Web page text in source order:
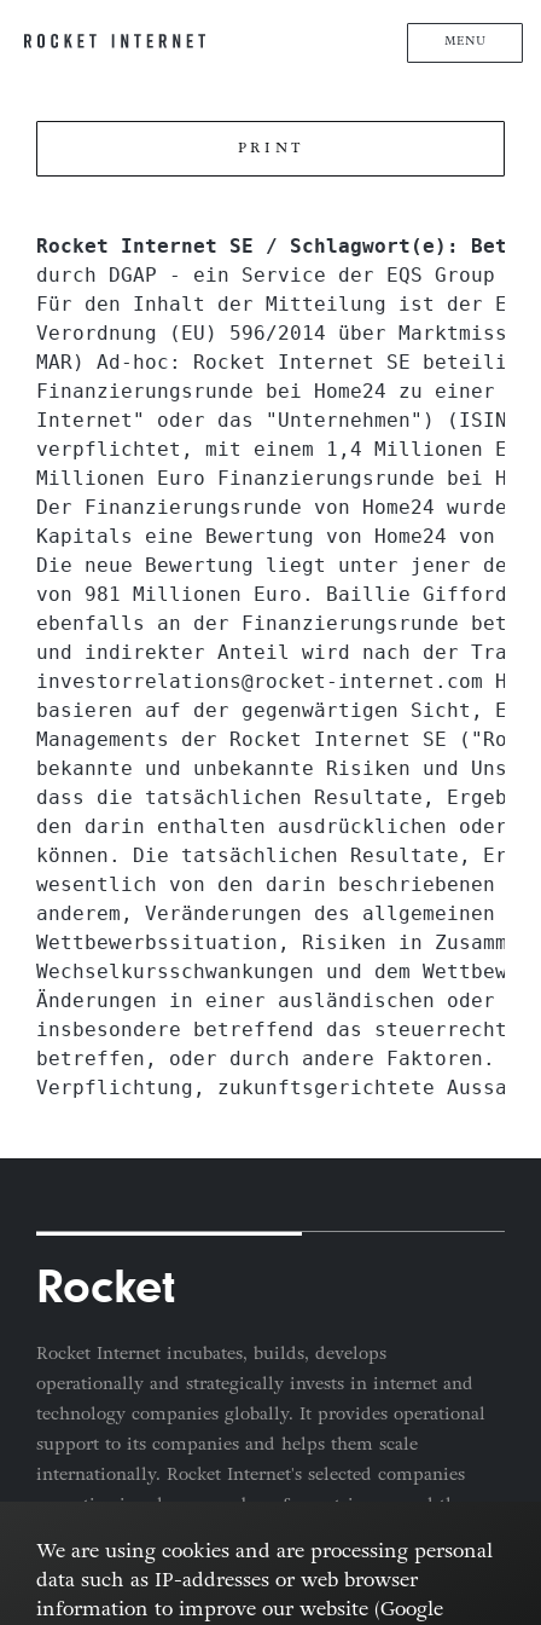
MENU
PRINT
Rocket Internet SE / Schlagwort(e):
durch DGAP - ein Service der EQS Group
Für den Inhalt der Mitteilung ist der
Verordnung (EU) 596/2014 über
MAR) Ad-hoc: Rocket Internet SE
Finanzierungsrunde bei Home24 zu einer
Internet" oder das "Unternehmen") (ISIN
verpflichtet, mit einem 1,4 Millionen
Millionen Euro Finanzierungsrunde bei
Der Finanzierungsrunde von Home24 wurde
Kapitals eine Bewertung von Home24 von
Die neue Bewertung liegt unter jener der
von 981 Millionen Euro. Baillie Gifford
ebenfalls an der Finanzierungsrunde
und indirekter Anteil wird nach der
investorrelations@rocket-internet.com
basieren auf der gegenwärtigen Sicht,
Managements der Rocket Internet SE
bekannte und unbekannte Risiken und
dass die tatsächlichen Resultate,
den darin enthalten ausdrücklichen oder
können. Die tatsächlichen Resultate,
wesentlich von den darin beschriebenen
anderem, Veränderungen des allgemeinen
Wettbewerbssituation, Risiken in
Wechselkursschwankungen und dem
Änderungen in einer ausländischen oder
insbesondere betreffend das
betreffen, oder durch andere Faktoren.
Rocket
Rocket Internet incubates, builds, develops
operationally and strategically invests in internet and
technology companies globally. It provides operational
support to its companies and helps them scale
internationally. Rocket Internet's selected companies
are active in a large number of countries around the
Imprint & Privacy Policy Cookies
We are using cookies and are processing personal
data such as IP-addresses or web browser
information to improve our website (Google